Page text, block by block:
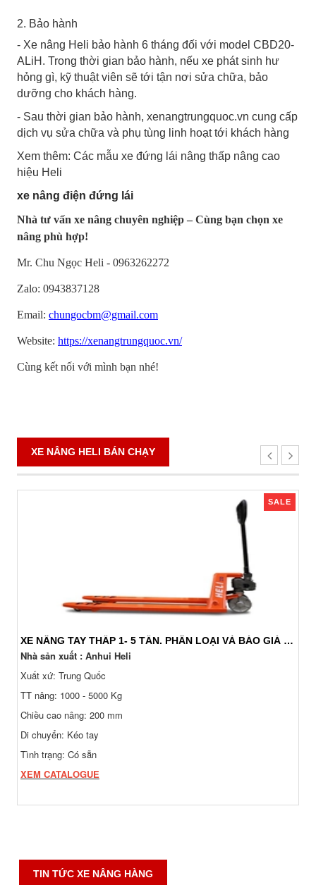
2. Bảo hành
- Xe nâng Heli bảo hành 6 tháng đối với model CBD20-
ALiH. Trong thời gian bảo hành, nếu xe phát sinh hư
hỏng gì, kỹ thuật viên sẽ tới tận nơi sửa chữa, bảo
dưỡng cho khách hàng.
- Sau thời gian bảo hành, xenangtrungquoc.vn cung cấp
dịch vụ sửa chữa và phụ tùng linh hoạt tới khách hàng
Xem thêm: Các mẫu xe đứng lái nâng thấp nâng cao
hiệu Heli
xe nâng điện đứng lái
Nhà tư vấn xe nâng chuyên nghiệp – Cùng bạn chọn xe
nâng phù hợp!
Mr. Chu Ngọc Heli - 0963262272
Zalo: 0943837128
Email: chungocbm@gmail.com
Website: https://xenangtrungquoc.vn/
Cùng kết nối với mình bạn nhé!
XE NÂNG HELI BÁN CHẠY
SALE
XE NÂNG TAY THẤP 1- 5 TẤN. PHÂN LOẠI VÀ BÁO GIÁ 24/7
Nhà sản xuất : Anhui Heli
Xuất xứ: Trung Quốc
TT nâng: 1000 - 5000 Kg
Chiều cao nâng: 200 mm
Di chuyển: Kéo tay
Tình trạng: Có sẵn
XEM CATALOGUE
TIN TỨC XE NÂNG HÀNG